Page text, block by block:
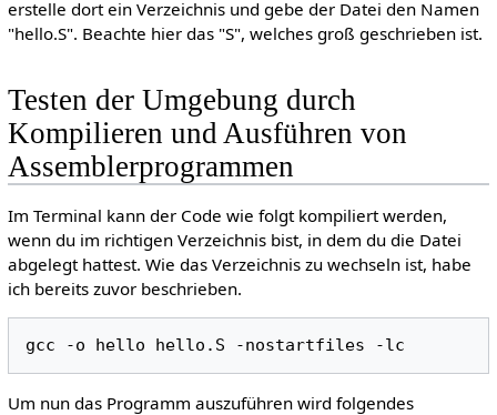
erstelle dort ein Verzeichnis und gebe der Datei den Namen
"hello.S". Beachte hier das "S", welches groß geschrieben ist.
Testen der Umgebung durch
Kompilieren und Ausführen von
Assemblerprogrammen
Im Terminal kann der Code wie folgt kompiliert werden,
wenn du im richtigen Verzeichnis bist, in dem du die Datei
abgelegt hattest. Wie das Verzeichnis zu wechseln ist, habe
ich bereits zuvor beschrieben.
gcc -o hello hello.S -nostartfiles
Um nun das Programm auszuführen wird folgendes